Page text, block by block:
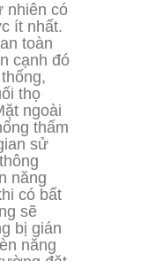
nhiên có
ít nhất.
toàn
cạnh đó
thọ
ngoài
thấm
sử
năng
có bất
sẽ
bị gián
năng